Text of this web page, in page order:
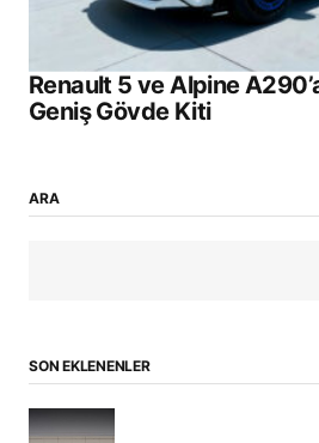
Renault 5 ve Alpine
Geniş Gövde Kiti
ARA
SON EKLENENLER